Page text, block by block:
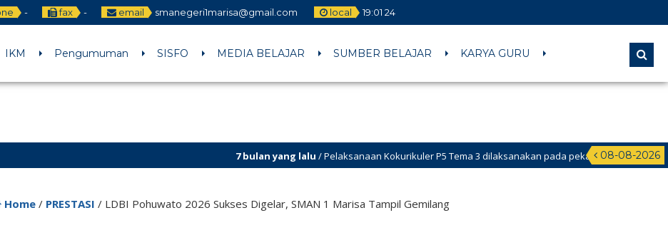
- fax - email smanegeri1marisa@gmail.com local 19:01 25
IKM Pengumuman SISFO MEDIA BELAJAR SUMBER BELAJAR KARYA GURU
08-08-2026
/ Pelaksanaan Kokurikuler P5 Tema 3 dilaksanakan pada pekan ke-2 Februari 2026 s.d ke-1 dan
Home / PRESTASI / LDBI Pohuwato 2026 Sukses Digelar, SMAN 1 Marisa Tampil Gemilang